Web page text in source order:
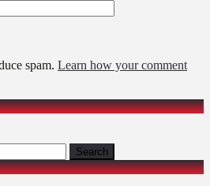
spam. Learn how your comment